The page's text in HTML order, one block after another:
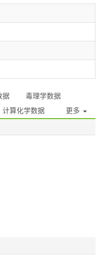
据
毒理学数据
计算化学数据 更多